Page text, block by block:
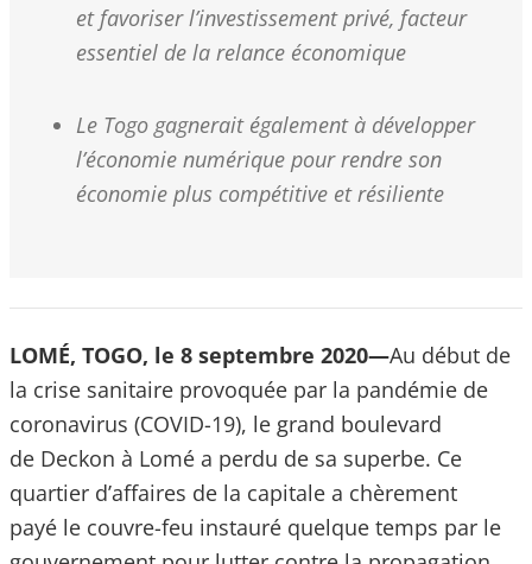
et favoriser l’investissement privé, facteur
essentiel de la relance économique
Le Togo gagnerait également à développer
l’économie numérique pour rendre son
économie plus compétitive et résiliente
LOMÉ, TOGO, le 8 septembre 2020—Au début de
la crise sanitaire provoquée par la pandémie de
coronavirus (COVID-19), le grand boulevard
de Deckon à Lomé a perdu de sa superbe. Ce
quartier d’affaires de la capitale a chèrement
payé le couvre-feu instauré quelque temps par le